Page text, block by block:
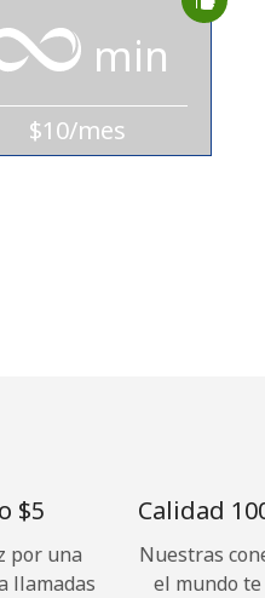
min
$10/mes
⁦$5⁩
por una
llamadas
Calidad
Nuestras
el mundo